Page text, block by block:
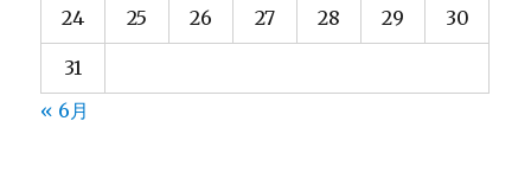
24 25 26 27 28 29 30
31
« 6月